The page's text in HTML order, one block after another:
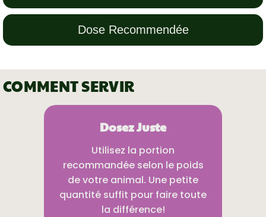
Dose Recommendée
COMMENT SERVIR
Dosez Juste
Utilisez la portion
recommandée selon le poids
de votre animal. Une petite
quantité suffit pour faire toute
la différence!